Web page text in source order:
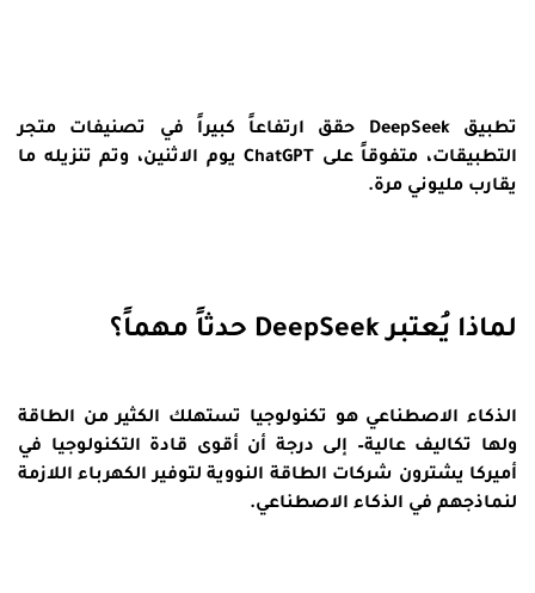
تطبيق DeepSeek حقق ارتفاعاً كبيراً في تصنيفات متجر
التطبيقات، متفوقاً على ChatGPT يوم الاثنين، وتم تنزيله ما
يقارب مليوني مرة.
لماذا يُعتبر DeepSeek حدثاً مهماً؟
الذكاء الاصطناعي هو تكنولوجيا تستهلك الكثير من الطاقة
ولها تكاليف عالية– إلى درجة أن أقوى قادة التكنولوجيا في
أميركا يشترون شركات الطاقة النووية لتوفير الكهرباء اللازمة
لنماذجهم في الذكاء الاصطناعي.